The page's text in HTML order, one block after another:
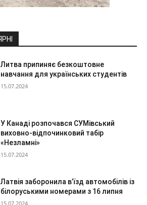
Литва припиняє безкоштовне
навчання для українських студентів
15.07.2024
У Канаді розпочався СУМівський
виховно-відпочинковий табір
«Незламні»
15.07.2024
Латвія заборонила в’їзд автомобілів із
білоруськими номерами з 16 липня
15.07.2024